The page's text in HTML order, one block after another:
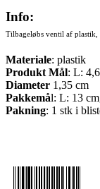
Info:
Tilbageløbs ventil af
Materiale: plastik
Produkt Mål: L:
Diameter 1,35 cm
Pakkemål: L: 13
Pakning: 1 stk i